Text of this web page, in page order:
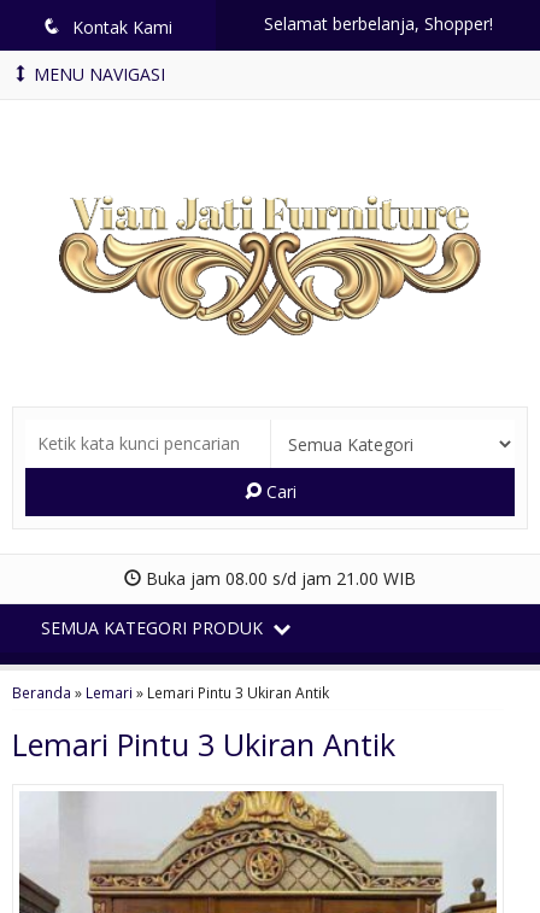
q Kontak Kami Selamat berbelanja, Shopper!
MENU NAVIGASI
Cari
Buka jam 08.00 s/d jam 21.00 WIB
SEMUA KATEGORI PRODUK
Beranda » Lemari » Lemari Pintu 3 Ukiran Antik
Lemari Pintu 3 Ukiran Antik